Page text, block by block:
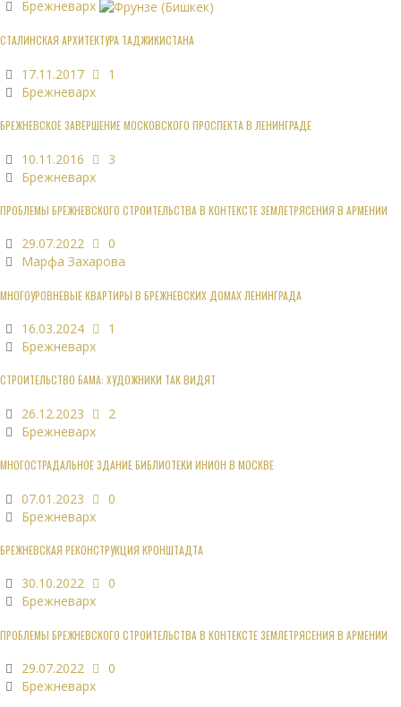
Брежневарх
СТАЛИНСКАЯ АРХИТЕКТУРА ТАДЖИКИСТАНА
17.11.2017
1
Брежневарх
БРЕЖНЕВСКОЕ ЗАВЕРШЕНИЕ МОСКОВСКОГО ПРОСПЕКТА В ЛЕНИНГРАДЕ
10.11.2016
3
Брежневарх
ПРОБЛЕМЫ БРЕЖНЕВСКОГО СТРОИТЕЛЬСТВА В КОНТЕКСТЕ ЗЕМЛЕТРЯСЕНИЯ В АРМЕНИИ
29.07.2022
0
Марфа Захарова
МНОГОУРОВНЕВЫЕ КВАРТИРЫ В БРЕЖНЕВСКИХ ДОМАХ ЛЕНИНГРАДА
16.03.2024
1
Брежневарх
СТРОИТЕЛЬСТВО БАМА: ХУДОЖНИКИ ТАК ВИДЯТ
26.12.2023
2
Брежневарх
МНОГОСТРАДАЛЬНОЕ ЗДАНИЕ БИБЛИОТЕКИ ИНИОН В МОСКВЕ
07.01.2023
0
Брежневарх
БРЕЖНЕВСКАЯ РЕКОНСТРУКЦИЯ КРОНШТАДТА
30.10.2022
0
Брежневарх
ПРОБЛЕМЫ БРЕЖНЕВСКОГО СТРОИТЕЛЬСТВА В КОНТЕКСТЕ ЗЕМЛЕТРЯСЕНИЯ В АРМЕНИИ
29.07.2022
0
Брежневарх